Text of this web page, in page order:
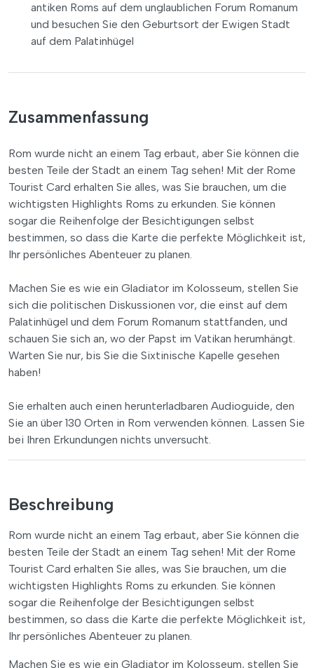
antiken Roms auf dem unglaublichen Forum Romanum
und besuchen Sie den Geburtsort der Ewigen Stadt
auf dem Palatinhügel
Zusammenfassung
Rom wurde nicht an einem Tag erbaut, aber Sie können die
besten Teile der Stadt an einem Tag sehen! Mit der Rome
Tourist Card erhalten Sie alles, was Sie brauchen, um die
wichtigsten Highlights Roms zu erkunden. Sie können
sogar die Reihenfolge der Besichtigungen selbst
bestimmen, so dass die Karte die perfekte Möglichkeit ist,
Ihr persönliches Abenteuer zu planen.
Machen Sie es wie ein Gladiator im Kolosseum, stellen Sie
sich die politischen Diskussionen vor, die einst auf dem
Palatinhügel und dem Forum Romanum stattfanden, und
schauen Sie sich an, wo der Papst im Vatikan herumhängt.
Warten Sie nur, bis Sie die Sixtinische Kapelle gesehen
haben!
Sie erhalten auch einen herunterladbaren Audioguide, den
Sie an über 130 Orten in Rom verwenden können. Lassen Sie
bei Ihren Erkundungen nichts unversucht.
Beschreibung
Rom wurde nicht an einem Tag erbaut, aber Sie können die
besten Teile der Stadt an einem Tag sehen! Mit der Rome
Tourist Card erhalten Sie alles, was Sie brauchen, um die
wichtigsten Highlights Roms zu erkunden. Sie können
sogar die Reihenfolge der Besichtigungen selbst
bestimmen, so dass die Karte die perfekte Möglichkeit ist,
Ihr persönliches Abenteuer zu planen.
Machen Sie es wie ein Gladiator im Kolosseum, stellen Sie